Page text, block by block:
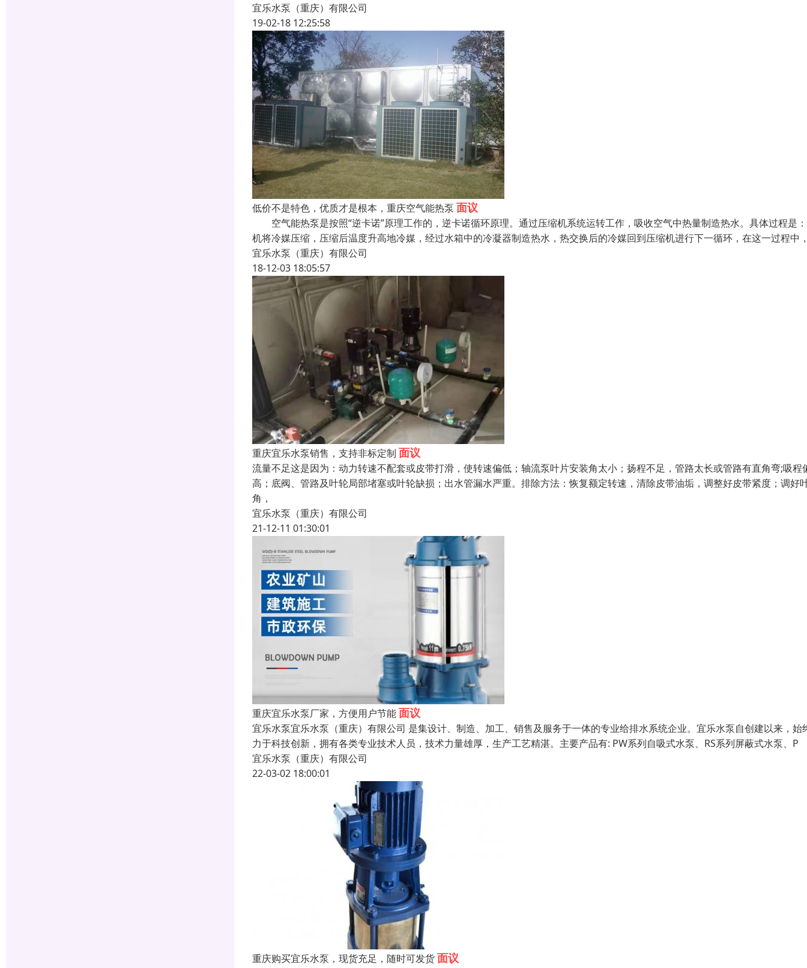
宜乐水泵（重庆）有限公司
19-02-18 12:25:58
低价不是特色，优质才是根本，重庆空气能热泵 面议
空气能热泵是按照“逆卡诺”原理工作的，逆卡诺循环原理。通过压缩机系统运转工作，吸收空气中热量制造热水。具体过程是
机将冷媒压缩，压缩后温度升高地冷媒，经过水箱中的冷凝器制造热水，热交换后的冷媒回到压缩机进行下一循环，在这一过程中
宜乐水泵（重庆）有限公司
18-12-03 18:05:57
重庆宜乐水泵销售，支持非标定制 面议
流量不足这是因为：动力转速不配套或皮带打滑，使转速偏低；轴流泵叶片安装角太小；扬程不足，管路太长或管路有直角弯;吸程
高；底阀、管路及叶轮局部堵塞或叶轮缺损；出水管漏水严重。排除方法：恢复额定转速，清除皮带油垢，调整好皮带紧度；调好
角，
宜乐水泵（重庆）有限公司
21-12-11 01:30:01
重庆宜乐水泵厂家，方便用户节能面议
宜乐水泵宜乐水泵（重庆）有限公司 是集设计、制造、加工、销售及服务于一体的专业给排水系统企业。宜乐水泵自创建以来，始
力于科技创新，拥有各类专业技术人员，技术力量雄厚，生产工艺精湛。主要产品有: PW系列自吸式水泵、RS系列屏蔽式水泵、P
宜乐水泵（重庆）有限公司
22-03-02 18:00:01
重庆购买宜乐水泵，现货充足，随时可发货面议